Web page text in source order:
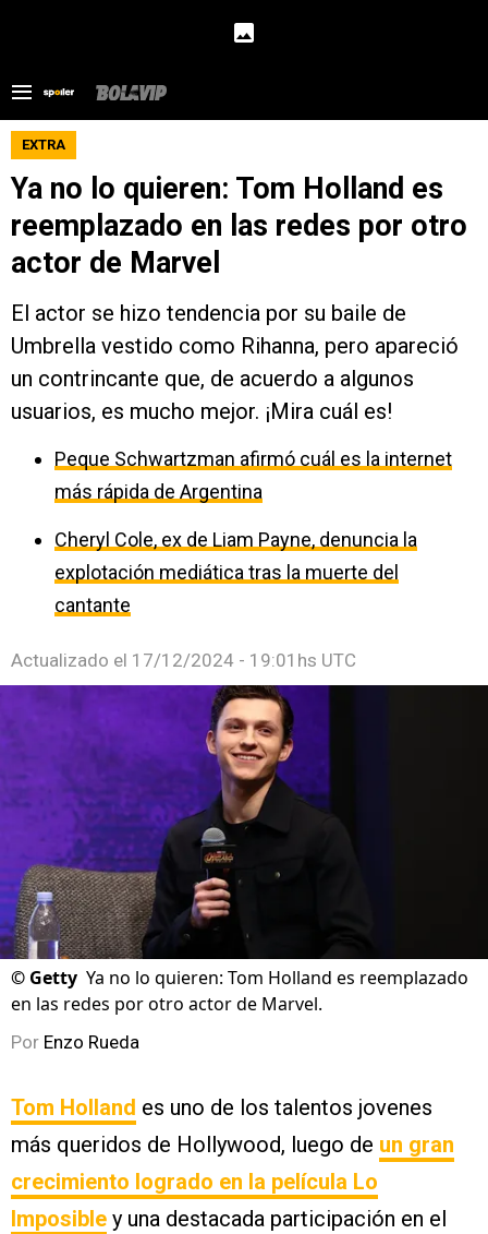
EXTRA
Ya no lo quieren: Tom Holland es
reemplazado en las redes por otro
actor de Marvel
El actor se hizo tendencia por su baile de
Umbrella vestido como Rihanna, pero apareció
un contrincante que, de acuerdo a algunos
usuarios, es mucho mejor. ¡Mira cuál es!
Peque Schwartzman afirmó cuál es la internet
más rápida de Argentina
Cheryl Cole, ex de Liam Payne, denuncia la
explotación mediática tras la muerte del
cantante
Actualizado el 17/12/2024 - 19:01hs UTC
© Getty Ya no lo quieren: Tom Holland es reemplazado
en las redes por otro actor de Marvel.
Por Enzo Rueda
Tom Holland es uno de los talentos jovenes
más queridos de Hollywood, luego de un gran
crecimiento logrado en la película Lo
Imposible y una destacada participación en el